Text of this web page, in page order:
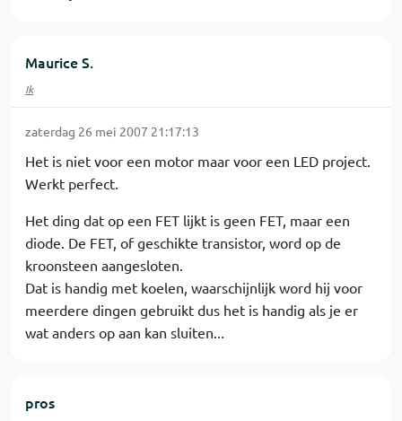
Maurice S.
Ik
zaterdag 26 mei 2007 21:17:13
Het is niet voor een motor maar voor een LED project.
Werkt perfect.
Het ding dat op een FET lijkt is geen FET, maar een
diode. De FET, of geschikte transistor, word op de
kroonsteen aangesloten.
Dat is handig met koelen, waarschijnlijk word hij voor
meerdere dingen gebruikt dus het is handig als je er
wat anders op aan kan sluiten...
pros